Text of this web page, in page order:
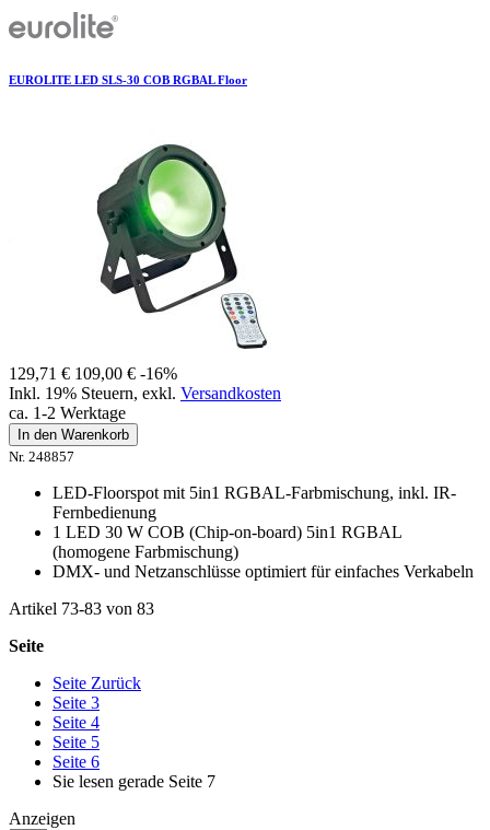
EUROLITE LED SLS-30 COB RGBAL Floor
129,71 € 109,00 € -16%
Inkl. 19% Steuern, exkl. Versandkosten
ca. 1-2 Werktage
In den Warenkorb
Nr. 248857
LED-Floorspot mit 5in1 RGBAL-Farbmischung, inkl. IR-
Fernbedienung
1 LED 30 W COB (Chip-on-board) 5in1 RGBAL
(homogene Farbmischung)
DMX- und Netzanschlüsse optimiert für einfaches Verkabeln
Artikel 73-83 von 83
Seite
Seite Zurück
Seite 3
Seite 4
Seite 5
Seite 6
Sie lesen gerade Seite 7
Anzeigen